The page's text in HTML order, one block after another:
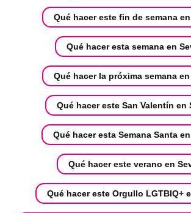
Qué hacer este fin de semana
Qué hacer esta semana en
Qué hacer la próxima semana
Qué hacer este San Valentín en
Qué hacer esta Semana Santa
Qué hacer este verano en
Qué hacer este Orgullo LGTBIQ+